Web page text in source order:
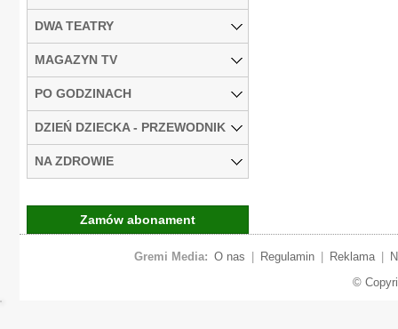
DWA TEATRY
MAGAZYN TV
PO GODZINACH
DZIEŃ DZIECKA - PRZEWODNIK
NA ZDROWIE
Zamów abonament
Gremi Media: O nas Regulamin Reklama
©